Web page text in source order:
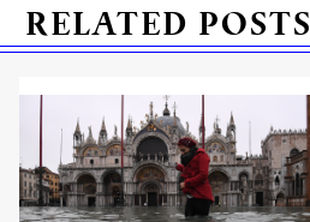
RELATED POSTS